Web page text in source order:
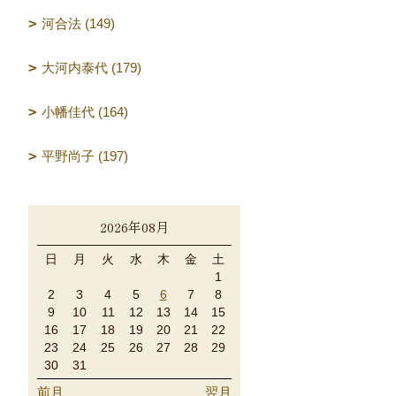
河合法 (149)
大河内泰代 (179)
小幡佳代 (164)
平野尚子 (197)
2026年08月
日 月 火 水 木 金
土
1
2
3 4 5 6 7
8
9
10 11 12 13 14
15
16
17 18 19 20 21
22
23
24 25 26 27 28
29
30
31
前月 翌月